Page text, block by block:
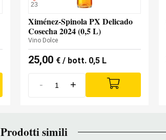
23
Ximénez-Spinola PX Delicado
Cosecha 2024 (0,5 L)
Vino Dolce
25,00 € / bott. 0,5 L
- +
Prodotti simili